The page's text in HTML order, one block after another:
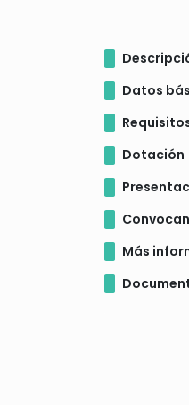
Datos
Dotación
Más